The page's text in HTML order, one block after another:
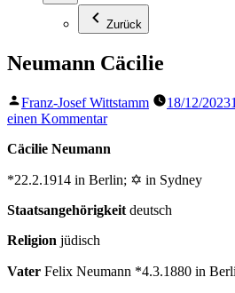
Zurück
Neumann Cäcilie
Veröffentlicht
von
Franz-Josef Wittstamm 18/12/2023
einen Kommentarzu
Cäcilie
Cäcilie Neumann
*22.2.1914 in Berlin; ✡ in Sydney
Staatsangehörigkeit deutsch
Religion jüdisch
Vater Felix Neumann *4.3.1880 in